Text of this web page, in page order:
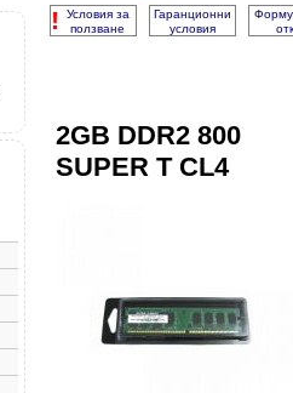
!
Условия за
ползване
Гаранционни
условия
2GB DDR2 800
SUPER T CL4